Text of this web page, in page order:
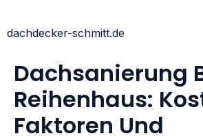
dachdecker-schmitt.de
Dachsanierung
Reihenhaus:
Faktoren Und